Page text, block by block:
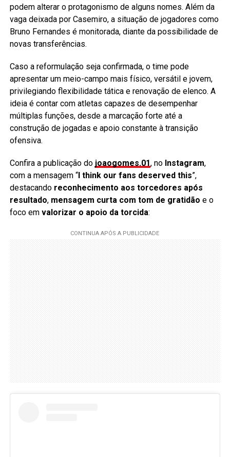
podem alterar o protagonismo de alguns nomes. Além da
vaga deixada por Casemiro, a situação de jogadores como
Bruno Fernandes é monitorada, diante da possibilidade de
novas transferências.
Caso a reformulação seja confirmada, o time pode
apresentar um meio-campo mais físico, versátil e jovem,
privilegiando flexibilidade tática e renovação de elenco. A
ideia é contar com atletas capazes de desempenhar
múltiplas funções, desde a marcação forte até a
construção de jogadas e apoio constante à transição
ofensiva.
Confira a publicação do joaogomes.01, no Instagram,
com a mensagem “I think our fans deserved this”,
destacando reconhecimento aos torcedores após
resultado, mensagem curta com tom de gratidão e o
foco em valorizar o apoio da torcida: